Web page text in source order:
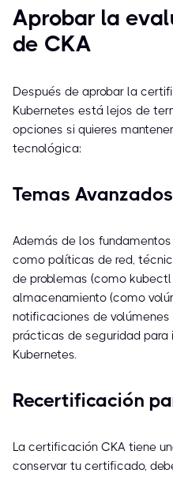
Aprobar la
de CKA
Después de aprobar la
Kubernetes está lejos de
opciones si quieres
tecnológica:
Temas
Además de los
como políticas de red,
de problemas (como
almacenamiento (como
notificaciones de
prácticas de seguridad
Kubernetes.
Recertificación
La certificación CKA tiene
conservar tu certificado,